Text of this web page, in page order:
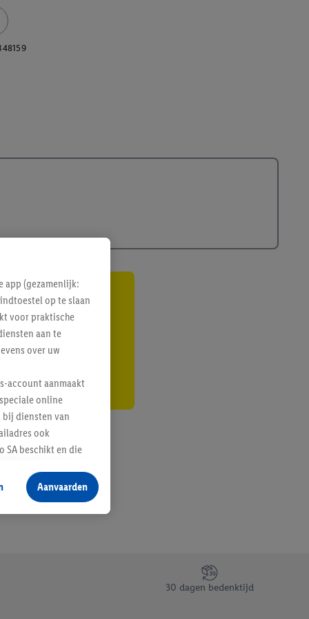
30 dagen bedenktijd
app (gezamenlijk:
op te slaan
voor praktische
aan te
over uw
account aanmaakt
online
diensten van
ook
SA beschikt en die
producten waarin
voegen, maar het
als er met behulp
Door op
informatie,
Aanvaarden